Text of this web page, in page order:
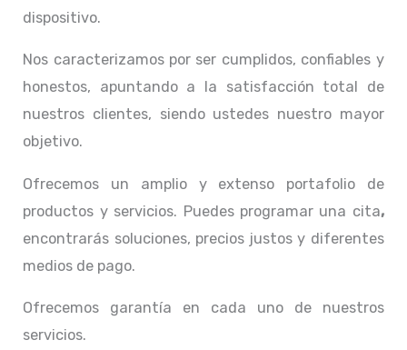
dispositivo.
Nos caracterizamos por ser cumplidos, confiables y
honestos, apuntando a la satisfacción total de
nuestros clientes, siendo ustedes nuestro mayor
objetivo.
Ofrecemos un amplio y extenso portafolio de
productos y servicios. Puedes programar una cita,
encontrarás soluciones, precios justos y diferentes
medios de pago.
Ofrecemos garantía en cada uno de nuestros
servicios.